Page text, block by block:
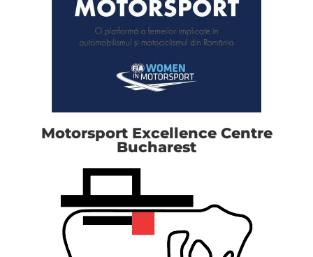
Motorsport Excellence Centre
Bucharest